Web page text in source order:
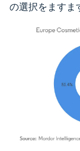
の選択をますま